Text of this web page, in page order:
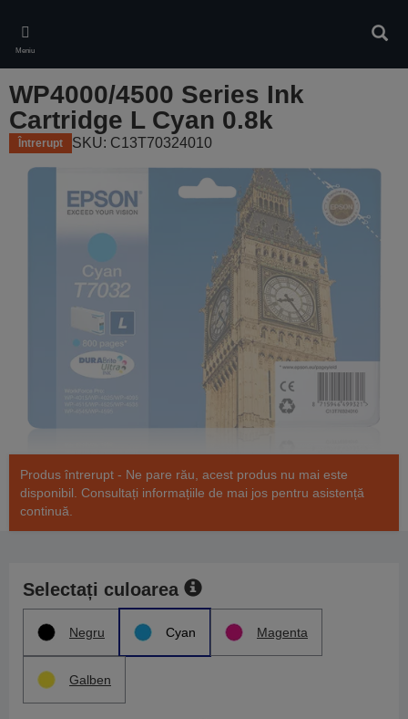
main
content
Meniu
WP4000/4500 Series Ink
Cartridge L Cyan 0.8k
Întrerupt SKU: C13T70324010
Produs întrerupt - Ne pare rău, acest produs nu mai este
disponibil. Consultați informațiile de mai jos pentru asistență
continuă.
Selectați culoarea
Negru Cyan Magenta
Galben